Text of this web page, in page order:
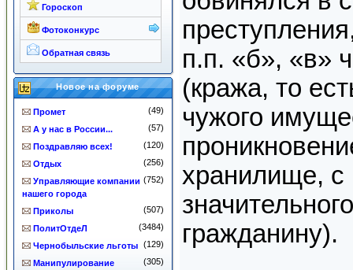
Гороскоп
Фотоконкурс
Обратная связь
Новое на форуме
Промет
(49)
А у нас в России...
(57)
Поздравляю всех!
(120)
Отдых
(256)
Управляющие компании
нашего города
(752)
Приколы
(507)
ПолитОтдеЛ
(3484)
Чернобыльские льготы (129)
Манипулирование
(305)
п.п. «б», «в»
(кража, то
чужого
хранилище, с
гражданину).